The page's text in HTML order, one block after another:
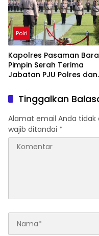
Polri
Kapolres Pasaman
Pimpin Serah Terima
Jabatan PJU Polres dan
Tinggalkan
Alamat email Anda tidak
wajib ditandai *